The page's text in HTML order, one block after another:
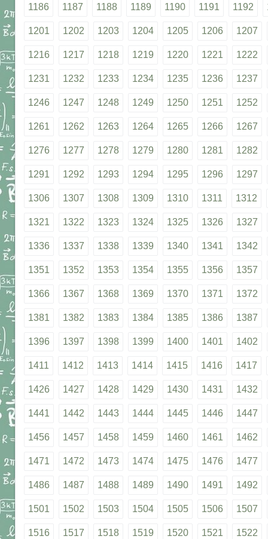
1186 1187 1188 1189 1190 1191 1192
1201 1202 1203 1204 1205 1206 1207
1216 1217 1218 1219 1220 1221 1222
1231 1232 1233 1234 1235 1236 1237
1246 1247 1248 1249 1250 1251 1252
1261 1262 1263 1264 1265 1266 1267
1276 1277 1278 1279 1280 1281 1282
1291 1292 1293 1294 1295 1296 1297
1306 1307 1308 1309 1310 1311 1312
1321 1322 1323 1324 1325 1326 1327
1336 1337 1338 1339 1340 1341 1342
1351 1352 1353 1354 1355 1356 1357
1366 1367 1368 1369 1370 1371 1372
1381 1382 1383 1384 1385 1386 1387
1396 1397 1398 1399 1400 1401 1402
1411 1412 1413 1414 1415 1416 1417
1426 1427 1428 1429 1430 1431 1432
1441 1442 1443 1444 1445 1446 1447
1456 1457 1458 1459 1460 1461 1462
1471 1472 1473 1474 1475 1476 1477
1486 1487 1488 1489 1490 1491 1492
1501 1502 1503 1504 1505 1506 1507
1516 1517 1518 1519 1520 1521 1522